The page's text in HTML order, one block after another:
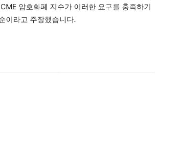
암호화폐 지수가 이러한 요구를 충족하기
이라고 주장했습니다.